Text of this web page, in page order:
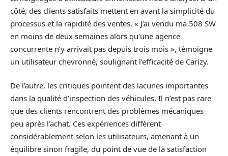
côté, des clients satisfaits mettent en avant la simplicité du
processus et la rapidité des ventes. « J’ai vendu ma 508 SW
en moins de deux semaines alors qu’une agence
concurrente n’y arrivait pas depuis trois mois », témoigne
un utilisateur chevronné, soulignant l’efficacité de Carizy.
De l’autre, les critiques pointent des lacunes importantes
dans la qualité d’inspection des véhicules. Il n’est pas rare
que des clients rencontrent des problèmes mécaniques
peu après l’achat. Ces expériences diffèrent
considérablement selon les utilisateurs, amenant à un
équilibre sinon fragile, du point de vue de la satisfaction